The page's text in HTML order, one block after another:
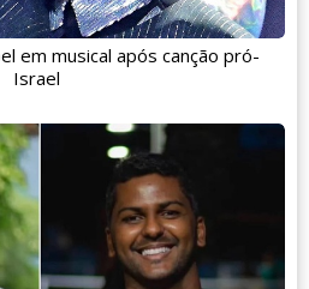
em musical após canção pró-
Israel